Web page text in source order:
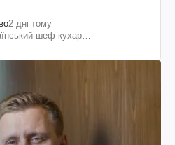
2 дні тому
шеф-кухар